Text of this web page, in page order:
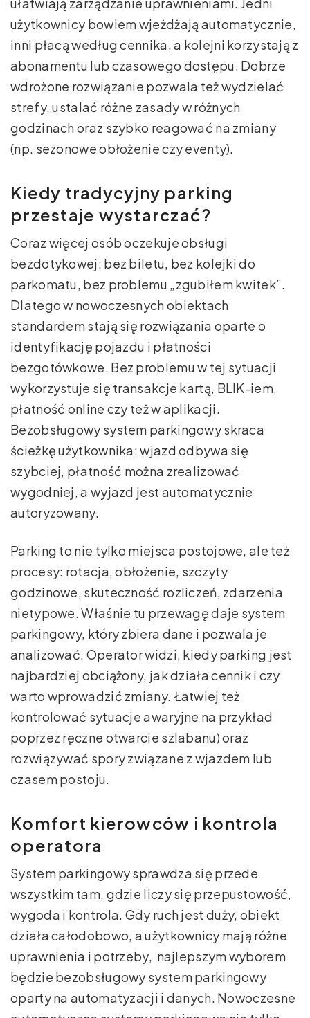
użytkownicy bowiem wjeżdżają automatycznie,
inni płacą według cennika, a kolejni korzystają z
abonamentu lub czasowego dostępu. Dobrze
wdrożone rozwiązanie pozwala też wydzielać
strefy, ustalać różne zasady w różnych
godzinach oraz szybko reagować na zmiany
(np. sezonowe obłożenie czy eventy).
Kiedy tradycyjny parking
przestaje wystarczać?
Coraz więcej osób oczekuje obsługi
bezdotykowej: bez biletu, bez kolejki do
parkomatu, bez problemu „zgubiłem kwitek”.
Dlatego w nowoczesnych obiektach
standardem stają się rozwiązania oparte o
identyfikację pojazdu i płatności
bezgotówkowe. Bez problemu w tej sytuacji
wykorzystuje się transakcje kartą, BLIK-iem,
płatność online czy też w aplikacji.
Bezobsługowy system parkingowy skraca
ścieżkę użytkownika: wjazd odbywa się
szybciej, płatność można zrealizować
wygodniej, a wyjazd jest automatycznie
autoryzowany.
Parking to nie tylko miejsca postojowe, ale też
procesy: rotacja, obłożenie, szczyty
godzinowe, skuteczność rozliczeń, zdarzenia
nietypowe. Właśnie tu przewagę daje system
parkingowy, który zbiera dane i pozwala je
analizować. Operator widzi, kiedy parking jest
najbardziej obciążony, jak działa cennik i czy
warto wprowadzić zmiany. Łatwiej też
kontrolować sytuacje awaryjne na przykład
poprzez ręczne otwarcie szlabanu) oraz
rozwiązywać spory związane z wjazdem lub
czasem postoju.
Komfort kierowców i kontrola
operatora
System parkingowy sprawdza się przede
wszystkim tam, gdzie liczy się przepustowość,
wygoda i kontrola. Gdy ruch jest duży, obiekt
działa całodobowo, a użytkownicy mają różne
uprawnienia i potrzeby, najlepszym wyborem
będzie bezobsługowy system parkingowy
oparty na automatyzacji i danych. Nowoczesne